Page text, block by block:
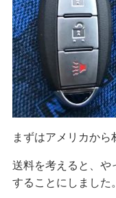
まずはアメリカから
送料を考えると、や
することにしました。